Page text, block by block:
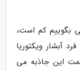
بگوییم کم است،
آبشار ویکتوریا
این جاذبه می